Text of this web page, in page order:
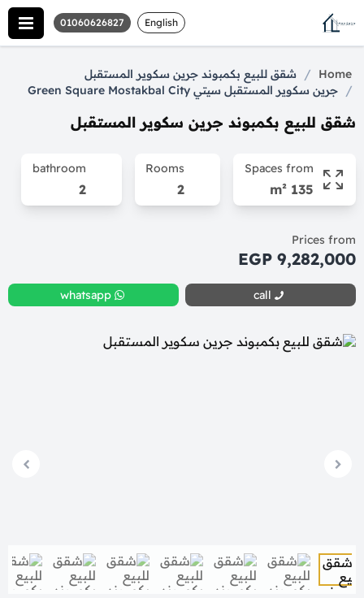
English
01060626827
Home
/ شقق للبيع بكمبوند جرين سكوير المستقبل
/ جرين سكوير المستقبل سيتي Green Square Mostakbal City
شقق للبيع بكمبوند جرين سكوير المستقبل
Spaces from
135 m²
Rooms
2
bathroom
2
Prices from
9,282,000 EGP
call
whatsapp